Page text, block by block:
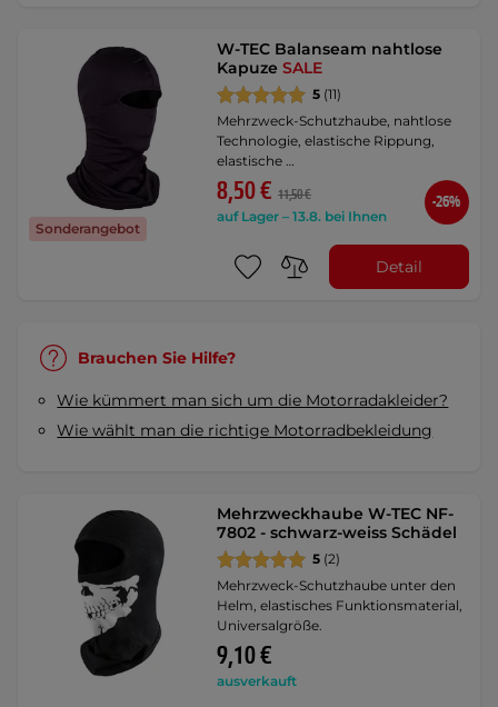
Sonderangebot
W-TEC Balanseam nahtlose
KapuzeSALE
5 (11)
Mehrzweck-Schutzhaube, nahtlose
Technologie, elastische Rippung,
elastische …
8,50 € 11,50 €
auf Lager – 13.8. bei Ihnen
-26%
Detail
Brauchen Sie Hilfe?
Wie kümmert man sich um die Motorradakleider?
Wie wählt man die richtige Motorradbekleidung
Mehrzweckhaube W-TEC NF-
7802 - schwarz-weiss Schädel
5 (2)
Mehrzweck-Schutzhaube unter den
Helm, elastisches Funktionsmaterial,
Universalgröße.
9,10 €
ausverkauft